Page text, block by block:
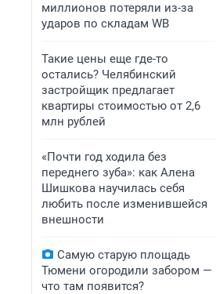
миллионов потеряли из-за
ударов по складам WB
Такие цены еще где-то
остались? Челябинский
застройщик предлагает
квартиры стоимостью от 2,6
млн рублей
«Почти год ходила без
переднего зуба»: как Алена
Шишкова научилась себя
любить после изменившейся
внешности
Самую старую площадь
Тюмени огородили забором —
что там появится?